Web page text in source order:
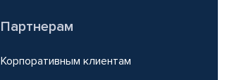
Партнерам
Корпоративным клиентам